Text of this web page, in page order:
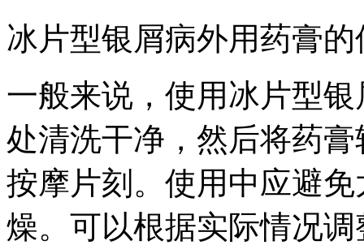
冰片型银屑病外用药膏
一般来说，使用冰片型
处清洗干净，然后将药
按摩片刻。使用中应避
燥。可以根据实际情况